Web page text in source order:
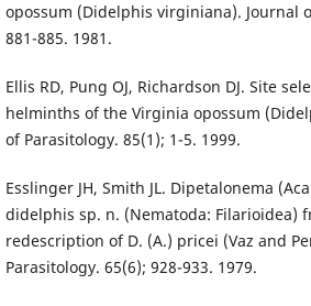
opossum (Didelphis virginiana). Journal
881-885. 1981.
Ellis RD, Pung OJ, Richardson DJ. Site
helminths of the Virginia opossum
of Parasitology. 85(1); 1-5. 1999.
Esslinger JH, Smith JL. Dipetalonema
didelphis sp. n. (Nematoda: Filarioidea)
redescription of D. (A.) pricei (Vaz and
Parasitology. 65(6); 928-933. 1979.